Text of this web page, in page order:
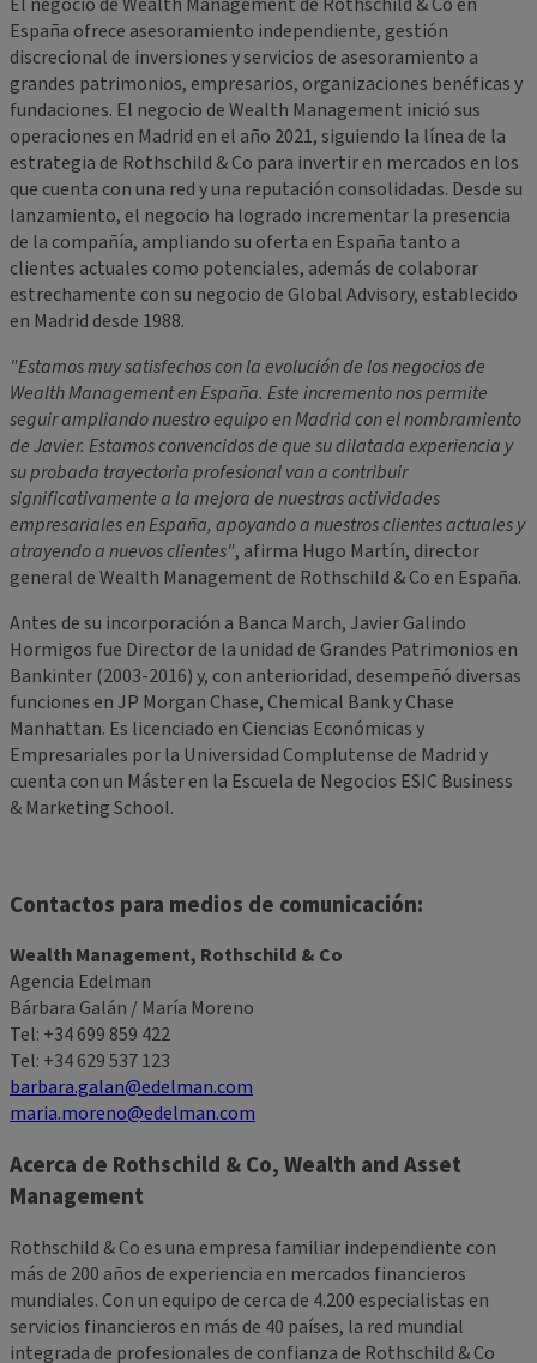
España ofrece asesoramiento independiente, gestión
discrecional de inversiones y servicios de asesoramiento a
grandes patrimonios, empresarios, organizaciones benéficas y
fundaciones. El negocio de Wealth Management inició sus
operaciones en Madrid en el año 2021, siguiendo la línea de la
estrategia de Rothschild & Co para invertir en mercados en los
que cuenta con una red y una reputación consolidadas. Desde su
lanzamiento, el negocio ha logrado incrementar la presencia
de la compañía, ampliando su oferta en España tanto a
clientes actuales como potenciales, además de colaborar
estrechamente con su negocio de Global Advisory, establecido
en Madrid desde 1988.
"Estamos muy satisfechos con la evolución de los negocios de
Wealth Management en España. Este incremento nos permite
seguir ampliando nuestro equipo en Madrid con el nombramiento
de Javier. Estamos convencidos de que su dilatada experiencia y
su probada trayectoria profesional van a contribuir
significativamente a la mejora de nuestras actividades
empresariales en España, apoyando a nuestros clientes actuales y
atrayendo a nuevos clientes", afirma Hugo Martín, director
general de Wealth Management de Rothschild & Co en España.
Antes de su incorporación a Banca March, Javier Galindo
Hormigos fue Director de la unidad de Grandes Patrimonios en
Bankinter (2003-2016) y, con anterioridad, desempeñó diversas
funciones en JP Morgan Chase, Chemical Bank y Chase
Manhattan. Es licenciado en Ciencias Económicas y
Empresariales por la Universidad Complutense de Madrid y
cuenta con un Máster en la Escuela de Negocios ESIC Business
& Marketing School.
Contactos para medios de comunicación:
Wealth Management, Rothschild & Co
Agencia Edelman
Bárbara Galán / María Moreno
Tel: +34 699 859 422
Tel: +34 629 537 123
barbara.galan@edelman.com
maria.moreno@edelman.com
Acerca de Rothschild & Co, Wealth and Asset
Management
Rothschild & Co es una empresa familiar independiente con
más de 200 años de experiencia en mercados financieros
mundiales. Con un equipo de cerca de 4.200 especialistas en
servicios financieros en más de 40 países, la red mundial
integrada de profesionales de confianza de Rothschild & Co